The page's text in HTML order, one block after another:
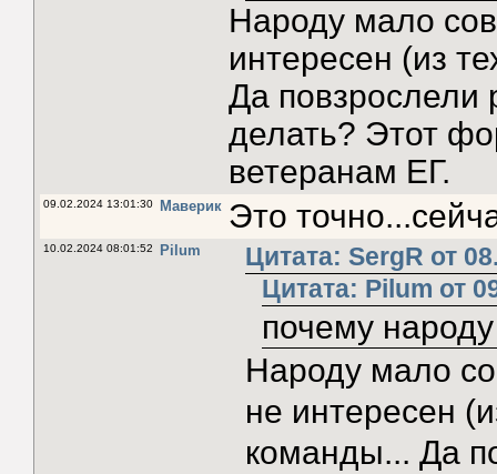
Народу мало
интересен (из
Да повзрослели
делать? Этот
ветеранам ЕГ.
09.02.2024 13:01:30 Маверик Это
10.02.2024 08:01:52 Pilum
Цитата: SergR от
Цитата: Pilum от
почему
Народу мало
не интересен
команды... Да